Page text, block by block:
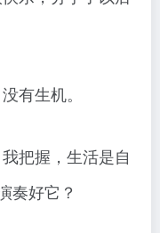
有生机。
把握，生活是自
奏好它？